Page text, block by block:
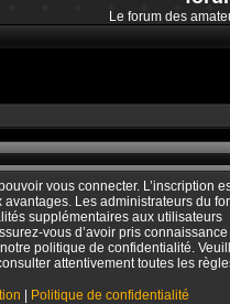
Le forum des
vous connecter. L’inscription
Les administrateurs du
supplémentaires aux utilisateurs
vous d’avoir pris
politique de confidentialité.
attentivement toutes les
Politique de confidentialité